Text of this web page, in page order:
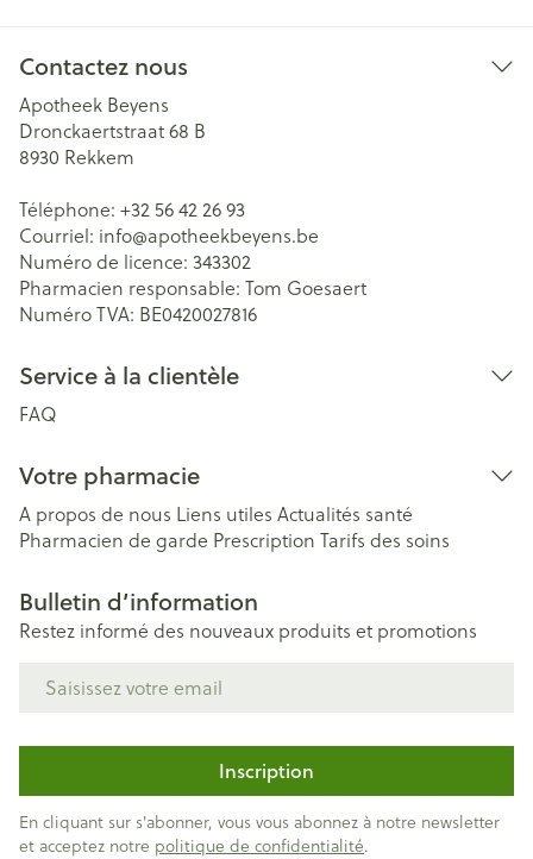
Contactez nous
Apotheek Beyens
Dronckaertstraat 68 B
8930 Rekkem
Téléphone: +32 56 42 26 93
Courriel: info@apotheekbeyens.be
Numéro de licence: 343302
Pharmacien responsable: Tom Goesaert
Numéro TVA: BE0420027816
Service à la clientèle
FAQ
Votre pharmacie
A propos de nous Liens utiles Actualités santé
Pharmacien de garde Prescription Tarifs des soins
Bulletin d’information
Restez informé des nouveaux produits et promotions
Inscription
En cliquant sur s'abonner, vous vous abonnez à notre newsletter
et acceptez notre politique de confidentialité.